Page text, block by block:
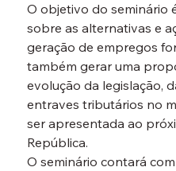
O objetivo do seminário
sobre as alternativas e
geração de empregos
também gerar uma
evolução da legislação,
entraves tributários no
ser apresentada ao
República.
O seminário contará